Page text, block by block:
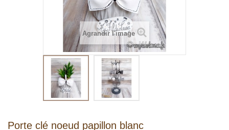
Agrandir l'image
Porte clé noeud papillon blanc